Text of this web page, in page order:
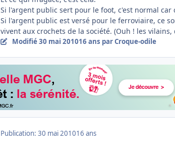
Si l'argent public sert pour le foot, c'est normal car
Si l'argent public est versé pour le ferroviaire, ce
vivent aux crochets de la société. (Ouh ! les
Modifié30 mai 201016 ans par Croque-odile
Publication: 30 mai 201016 ans